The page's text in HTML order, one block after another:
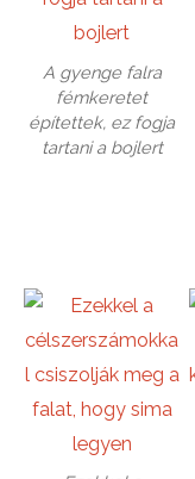
A gyenge falra
fémkeretet
építettek, ez fogja
tartani a bojlert